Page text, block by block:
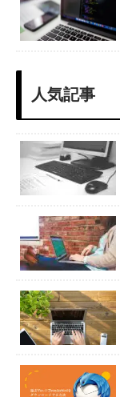
人気記事